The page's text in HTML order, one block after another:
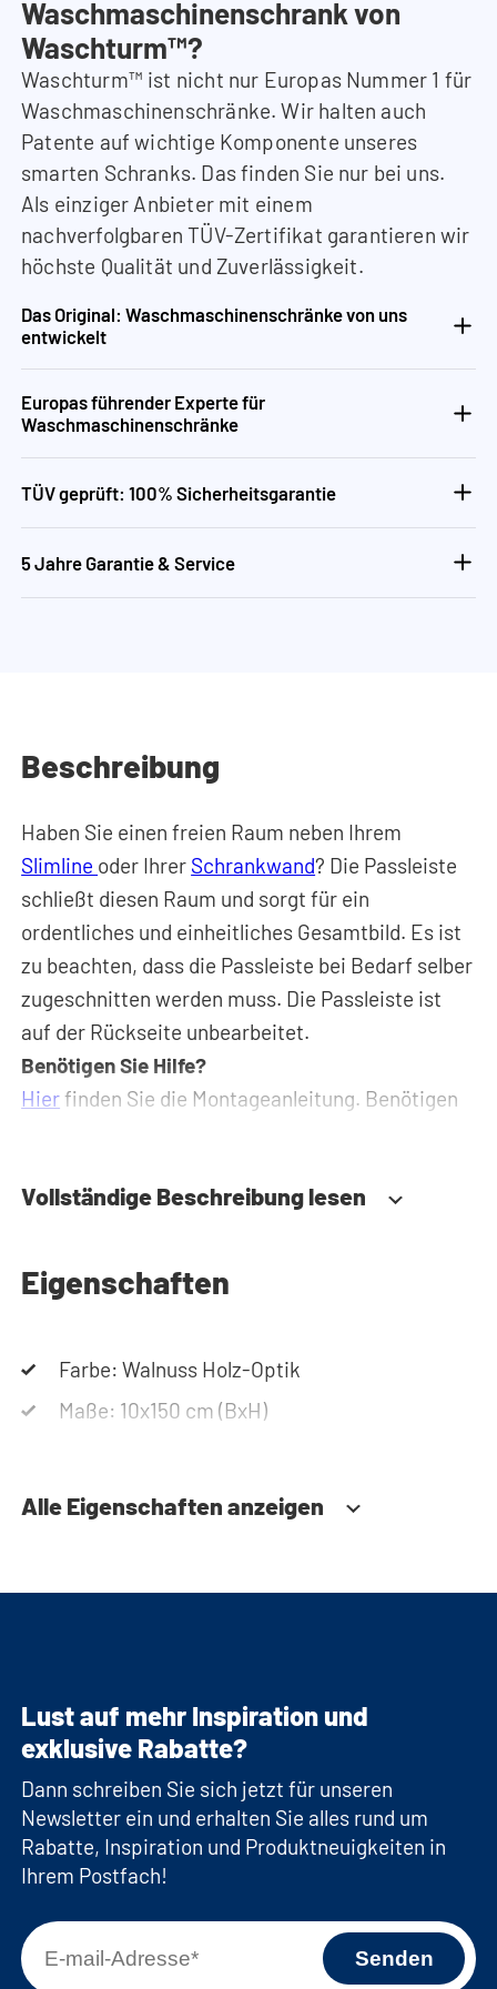
Waschmaschinenschrank von
Waschturm™?
Waschturm™ ist nicht nur Europas Nummer 1 für
Waschmaschinenschränke. Wir halten auch
Patente auf wichtige Komponente unseres
smarten Schranks. Das finden Sie nur bei uns.
Als einziger Anbieter mit einem
nachverfolgbaren TÜV-Zertifikat garantieren wir
höchste Qualität und Zuverlässigkeit.
Das Original: Waschmaschinenschränke von uns
entwickelt
Europas führender Experte für
Waschmaschinenschränke
TÜV geprüft: 100% Sicherheitsgarantie
5 Jahre Garantie & Service
Beschreibung
Haben Sie einen freien Raum neben Ihrem
Slimline oder Ihrer Schrankwand? Die Passleiste
schließt diesen Raum und sorgt für ein
ordentliches und einheitliches Gesamtbild. Es ist
zu beachten, dass die Passleiste bei Bedarf selber
zugeschnitten werden muss. Die Passleiste ist
auf der Rückseite unbearbeitet.
Benötigen Sie Hilfe?
Hierfinden Sie die Montageanleitung. Benötigen
Waschmaschinenschrank zusammenzustellen.
per Mail erreichen
Vollständige Beschreibung lesen
Eigenschaften
Farbe: Walnuss Holz-Optik
Maße: 10x150 cm (BxH)
Alle Eigenschaften anzeigen
Lust auf mehr Inspiration und
exklusive Rabatte?
Dann schreiben Sie sich jetzt für unseren
Newsletter ein und erhalten Sie alles rund um
Rabatte, Inspiration und Produktneuigkeiten in
Ihrem Postfach!